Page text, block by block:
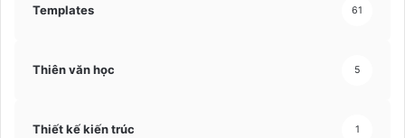
Templates 61
Thiên văn học 5
Thiết kế kiến trúc 1